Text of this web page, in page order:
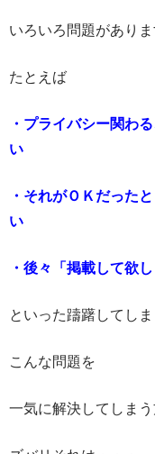
いろいろ問題がありま
たとえば
・プライバシー関わ
い
・それがＯＫだった
い
・後々「掲載して欲
といった躊躇してし
こんな問題を
一気に解決してしまう